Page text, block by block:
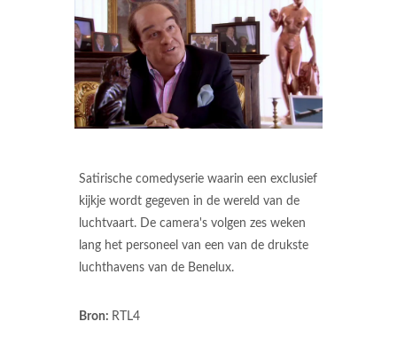
Satirische comedyserie waarin een exclusief
kijkje wordt gegeven in de wereld van de
luchtvaart. De camera's volgen zes weken
lang het personeel van een van de drukste
luchthavens van de Benelux.
Bron: RTL4